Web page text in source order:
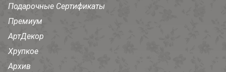
Подарочные Сертификаты
Премиум
АртДекор
Хрупкое
Архив